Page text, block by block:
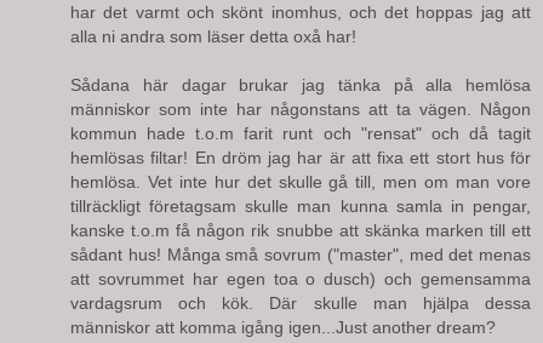
har det varmt och skönt inomhus, och det hoppas jag att
alla ni andra som läser detta oxå har!
Sådana här dagar brukar jag tänka på alla hemlösa
människor som inte har någonstans att ta vägen. Någon
kommun hade t.o.m farit runt och "rensat" och då tagit
hemlösas filtar! En dröm jag har är att fixa ett stort hus för
hemlösa. Vet inte hur det skulle gå till, men om man vore
tillräckligt företagsam skulle man kunna samla in pengar,
kanske t.o.m få någon rik snubbe att skänka marken till ett
sådant hus! Många små sovrum ("master", med det menas
att sovrummet har egen toa o dusch) och gemensamma
vardagsrum och kök. Där skulle man hjälpa dessa
människor att komma igång igen...Just another dream?